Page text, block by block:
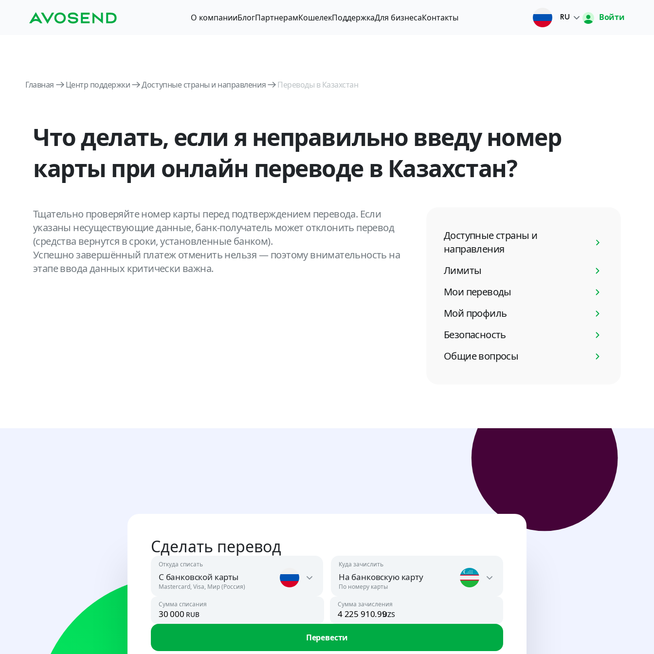
О компанииБлогПартнерамКошелекПоддержкаДля бизнесаКонтакты RU
中文
Войти
Главная Центр поддержки Доступные страны и направления Переводы в Казахстан
Что делать, если я неправильно введу номер
карты при онлайн переводе в Казахстан?
Тщательно проверяйте номер карты перед подтверждением перевода. Если
указаны несуществующие данные, банк-получатель может отклонить перевод
(средства вернутся в сроки, установленные банком).
Успешно завершённый платеж отменить нельзя — поэтому внимательность на
этапе ввода данных критически важна.
Доступные страны и
направления
Лимиты
Мои переводы
Мой профиль
Безопасность
Общие вопросы
Сделать перевод
Откуда списать
С банковской карты
Mastercard, Visa, Мир (Россия)
Россия
Куда зачислить
На банковскую карту
По номеру карты
Австрия
Сумма списания
rub
Сумма зачисления
uzs
Перевести